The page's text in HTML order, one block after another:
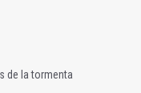
de la tormenta